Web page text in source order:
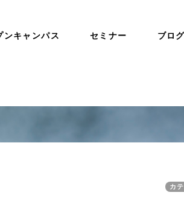
ンキャンパス セミナー ブログ
カ